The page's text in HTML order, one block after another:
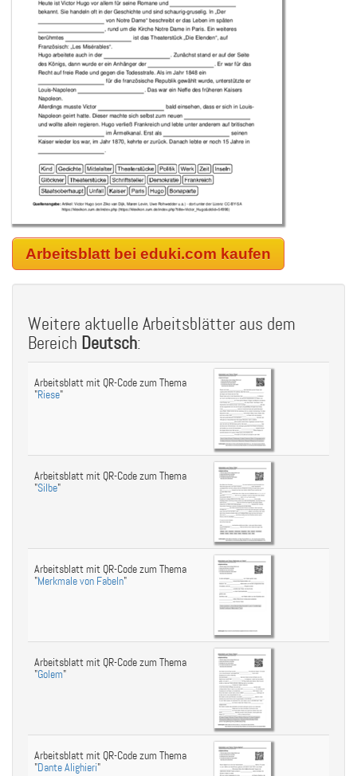
Arbeitsblatt bei eduki.com kaufen
Weitere aktuelle Arbeitsblätter aus dem
Bereich Deutsch:
Arbeitsblatt mit QR-Code zum Thema
"Riese"
Arbeitsblatt mit QR-Code zum Thema
"Silbe"
Arbeitsblatt mit QR-Code zum Thema
"Merkmale von Fabeln"
Arbeitsblatt mit QR-Code zum Thema
"Golem"
Arbeitsblatt mit QR-Code zum Thema
"Dante Alighieri"